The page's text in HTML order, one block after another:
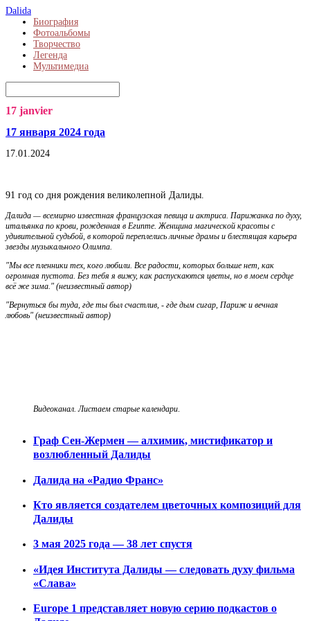
Dalida
Биография
Фотоальбомы
Творчество
Легенда
Мультимедиа
17 janvier
17 января 2024 года
17.01.2024
91 год со дня рождения великолепной Далиды.
Далида — всемирно известная французская певица и актриса. Парижанка по духу,
итальянка по крови, рожденная в Египте. Женщина магической красоты с
удивительной судьбой, в которой переплелись личные драмы и блестящая карьера
звезды музыкального Олимпа.
"Мы все пленники тех, кого любили. Все радости, которых больше нет, как
огромная пустота. Без тебя я вижу, как распускаются цветы, но в моем сердце
всё же зима." (неизвестный автор)
"Вернуться бы туда, где ты был счастлив, - где дым сигар, Париж и вечная
любовь" (неизвестный автор)
Видеоканал. Листаем старые календари.
Граф Сен-Жермен — алхимик, мистификатор и
возлюбленный Далиды
Далида на «Радио Франс»
Кто является создателем цветочных композиций для
Далиды
3 мая 2025 года — 38 лет спустя
«Идея Института Далиды — следовать духу фильма
«Слава»
Europe 1 представляет новую серию подкастов о